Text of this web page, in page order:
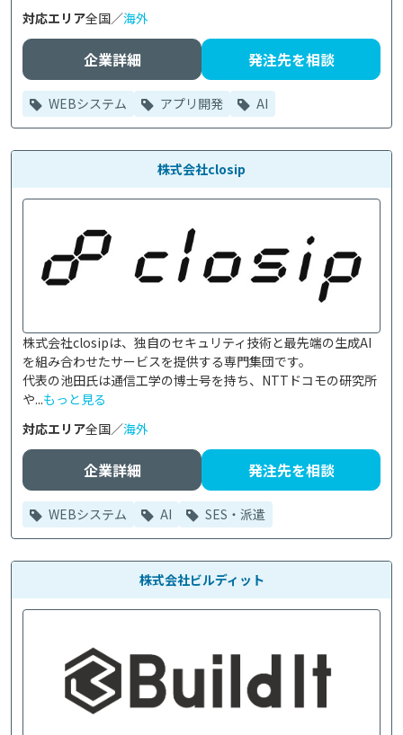
対応エリア全国／海外
企業詳細 発注先を相談
WEBシステム アプリ開発 AI
株式会社closip
株式会社closipは、独自のセキュリティ技術と最先端の生成AI
を組み合わせたサービスを提供する専門集団です。
代表の池田氏は通信工学の博士号を持ち、NTTドコモの研究所
や...もっと見る
対応エリア全国／海外
企業詳細 発注先を相談
WEBシステム AI SES・派遣
株式会社ビルディット